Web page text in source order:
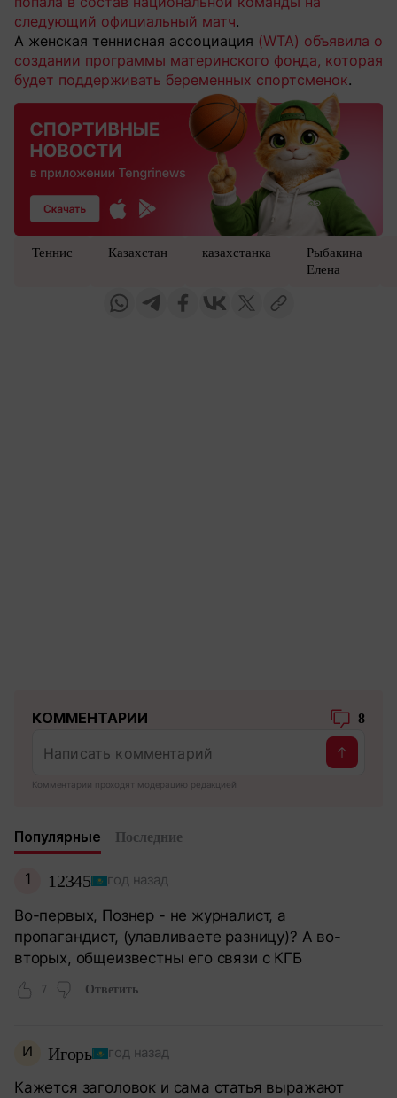
следующий официальный матч.
А женская теннисная ассоциация (WTA) объявила о
создании программы материнского фонда, которая
будет поддерживать беременных спортсменок.
Теннис Казахстан казахстанка
Рыбакина
Елена
КОММЕНТАРИИ 8
Комментарии проходят модерацию редакцией
Популярные Последние
1 12345 год назад
Во-первых, Познер - не журналист, а
пропагандист, (улавливаете разницу)? А во-
вторых, общеизвестны его связи с КГБ
7 Ответить
И Игорь год назад
Кажется заголовок и сама статья выражают